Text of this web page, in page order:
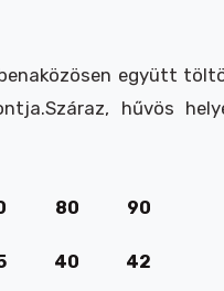
aközösen együtt
Száraz, hűvös
80 90
40 42